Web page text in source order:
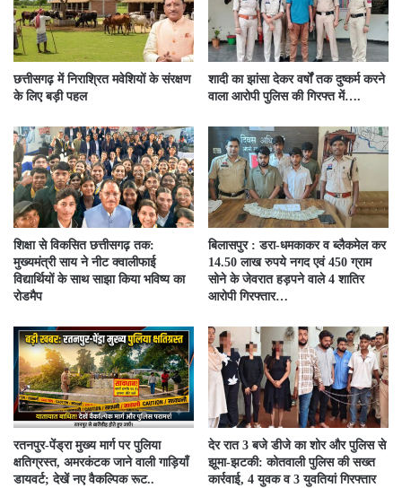
छत्तीसगढ़ में निराश्रित मवेशियों के संरक्षण
के लिए बड़ी पहल
शादी का झांसा देकर वर्षों तक दुष्कर्म करने
वाला आरोपी पुलिस की गिरफ्त में….
शिक्षा से विकसित छत्तीसगढ़ तक:
मुख्यमंत्री साय ने नीट क्वालीफाई
विद्यार्थियों के साथ साझा किया भविष्य का
रोडमैप
बिलासपुर : डरा-धमकाकर व ब्लैकमेल कर
14.50 लाख रुपये नगद एवं 450 ग्राम
सोने के जेवरात हड़पने वाले 4 शातिर
आरोपी गिरफ्तार…
रतनपुर-पेंड्रा मुख्य मार्ग पर पुलिया
क्षतिग्रस्त, अमरकंटक जाने वाली गाड़ियाँ
डायवर्ट; देखें नए वैकल्पिक रूट..
देर रात 3 बजे डीजे का शोर और पुलिस से
झूमा-झटकी: कोतवाली पुलिस की सख्त
कार्रवाई, 4 युवक व 3 युवतियां गिरफ्तार